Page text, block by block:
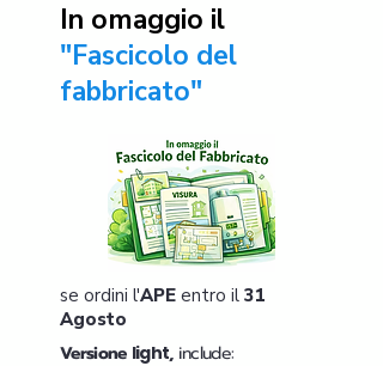
In omaggio il
"Fascicolo del
fabbricato"
se ordini l'APE entro il 31
Agosto
Versione light,include: